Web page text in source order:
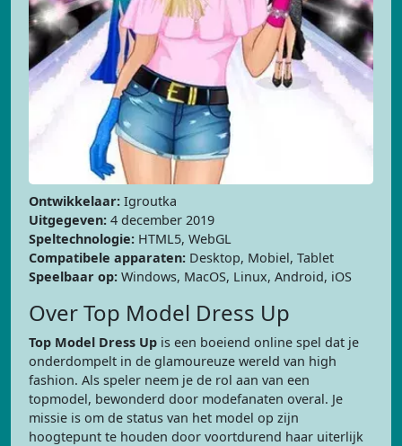
Ontwikkelaar: Igroutka
Uitgegeven: 4 december 2019
Speltechnologie: HTML5, WebGL
Compatibele apparaten: Desktop, Mobiel, Tablet
Speelbaar op: Windows, MacOS, Linux, Android, iOS
Over Top Model Dress Up
Top Model Dress Up is een boeiend online spel dat je
onderdompelt in de glamoureuze wereld van high
fashion. Als speler neem je de rol aan van een
topmodel, bewonderd door modefanaten overal. Je
missie is om de status van het model op zijn
hoogtepunt te houden door voortdurend haar uiterlijk